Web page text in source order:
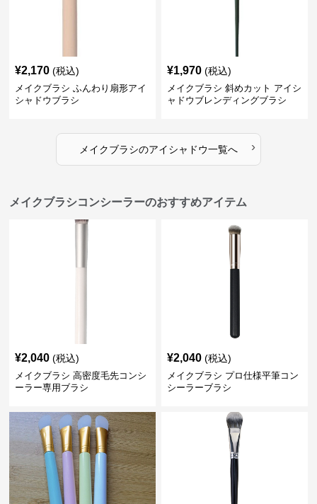
¥2,170 (税込)
メイクブラシ ふんわり扇形アイ
シャドウブラシ
¥1,970 (税込)
メイクブラシ 斜めカット アイシ
ャドウブレンディングブラシ
メイクブラシのアイシャドウ一覧へ ›
メイクブラシコンシーラーのおすすめアイテム
¥2,040 (税込)
メイクブラシ 高密度毛先コンシ
ーラー専用ブラシ
¥2,040 (税込)
メイクブラシ プロ仕様平筆コン
シーラーブラシ